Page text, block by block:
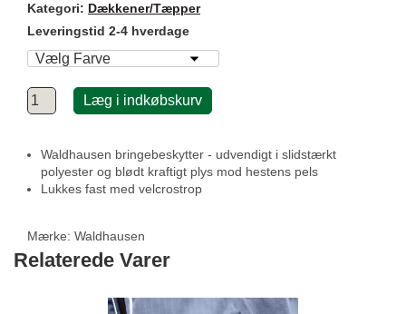
Kategori: Dækkener/Tæpper
Leveringstid 2-4 hverdage
Læg i indkøbskurv
Waldhausen bringebeskytter - udvendigt i slidstærkt
polyester og blødt kraftigt plys mod hestens pels
Lukkes fast med velcrostrop
Mærke: Waldhausen
Relaterede Varer